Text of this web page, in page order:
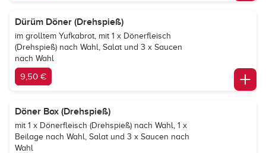
Dürüm Döner (Drehspieß)
im grolltem Yufkabrot, mit 1 x Dönerfleisch
(Drehspieß) nach Wahl, Salat und 3 x Saucen
nach Wahl
9,50 €
Döner Box (Drehspieß)
mit 1 x Dönerfleisch (Drehspieß) nach Wahl, 1 x
Beilage nach Wahl, Salat und 3 x Saucen nach
Wahl